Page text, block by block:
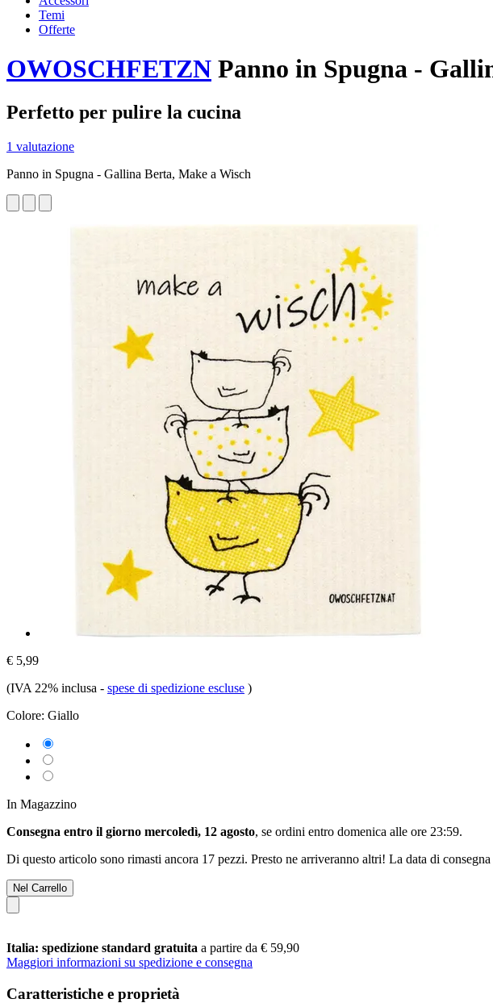
Temi
Offerte
OWOSCHFETZN Panno in Spugna -
Perfetto per pulire la cucina
1 valutazione
Panno in Spugna - Gallina Berta, Make a Wisch
€ 5,99
(IVA 22% inclusa - spese di spedizione escluse )
Colore: Giallo
In Magazzino
Consegna entro il giorno mercoledì, 12 agosto, se ordini entro domenica alle ore 23:59.
Di questo articolo sono rimasti ancora 17 pezzi. Presto ne arriveranno altri! La data di
Nel Carrello
Italia: spedizione standard gratuita a partire da € 59,90
Maggiori informazioni su spedizione e consegna
Caratteristiche e proprietà